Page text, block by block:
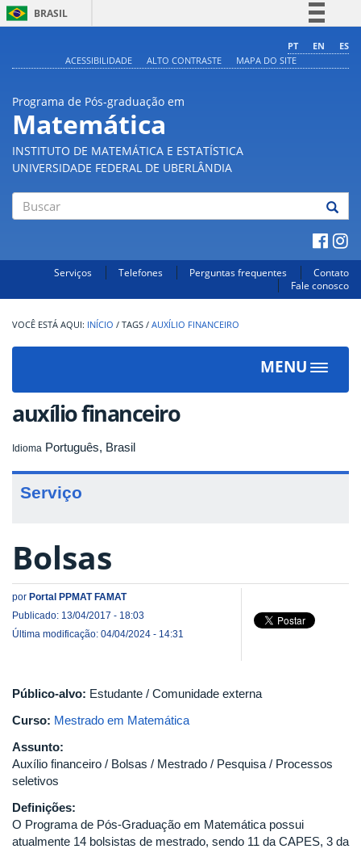
BRASIL
Comunica BR
PT EN
ES
ACESSIBILIDADE
ALTO CONTRASTE MAPA DO SITE
Programa de Pós-graduação em
Matemática
INSTITUTO DE MATEMÁTICA E ESTATÍSTICA
UNIVERSIDADE FEDERAL DE UBERLÂNDIA
Serviços Telefones Perguntas frequentes
Contato
Fale conosco
INÍCIO / TAGS / AUXÍLIO FINANCEIRO
MENU
Toggle
auxílio financeiro
Idioma Português, Brasil
Serviço
Bolsas
por Portal PPMAT FAMAT
Publicado: 13/04/2017 - 18:03
Última modificação: 04/04/2024 - 14:31
Público-alvo: Estudante / Comunidade externa
Curso: Mestrado em Matemática
Assunto:
Auxílio financeiro / Bolsas / Mestrado / Pesquisa / Processos
seletivos
Definições:
O Programa de Pós-Graduação em Matemática possui
atualmente 14 bolsistas de mestrado, sendo 11 da CAPES, 3 da